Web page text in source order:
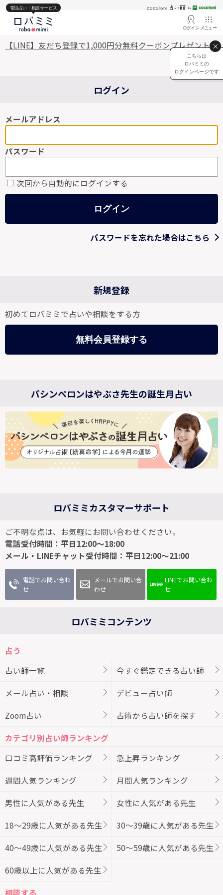
電話占い・相談サービス
ログイン メニュー
【LINE】友だち登録で1,000円分無料クーポンプレゼント♡
こちらは
ロバミミの
ログインページです
ログイン
メールアドレス
パスワード
次回から自動的にログインする
ログイン
パスワードを忘れた場合はこちら
新規登録
初めてロバミミで占いや相談をする方
無料会員登録する
パシンペロンはやぶさ先生の誕生月占い
ロバミミカスタマーサポート
ご不明な点は、お気軽にお問い合わせください。
電話受付時間：平日12:00～18:00
メール・LINEチャット受付時間：平日12:00～21:00
電話でお問い合わ
せ
メールでお問い合
わせ
LINEでお問い合わ
せ
ロバミミコンテンツ
占う
占い師一覧
今すぐ鑑定できる占い師
メール占い・相談 デビュー占い師
Zoom占い 占術から占い師を探す
カテゴリ別占い師ランキング
口コミ高評価ランキング
急上昇ランキング
週間人気ランキング 月間人気ランキング
男性に人気がある先生 女性に人気がある先生
18～29歳に人気がある先生 30～39歳に人気がある先生
40～49歳に人気がある先生 50～59歳に人気がある先生
60歳以上に人気がある先生
相談する